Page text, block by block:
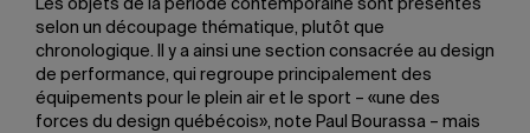
Les objets de la période contemporaine sont présentés
selon un découpage thématique, plutôt que
chronologique. Il y a ainsi une section consacrée au design
de performance, qui regroupe principalement des
équipements pour le plein air et le sport – «une des
forces du design québécois», note Paul Bourassa – mais